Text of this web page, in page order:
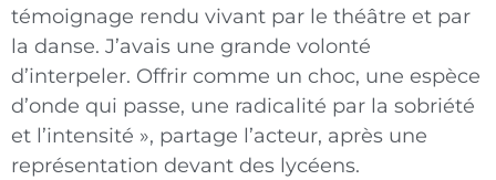
témoignage rendu vivant par le théâtre et par
la danse. J’avais une grande volonté
d’interpeler. Offrir comme un choc, une espèce
d’onde qui passe, une radicalité par la sobriété
et l’intensité », partage l’acteur, après une
représentation devant des lycéens.